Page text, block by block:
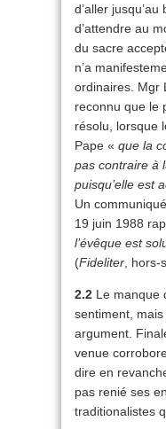
d’aller
d’attendre au
du sacre
n’a
ordinaires. Mgr
reconnu que le
résolu, lorsque
Pape « que la
pas contraire à
puisqu’elle est
Un
19 juin 1988
l’évêque est
(Fideliter ,
2.2 Le manque
sentiment,
argument.
venue
dire en
pas renié ses
traditionalistes